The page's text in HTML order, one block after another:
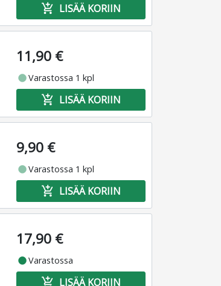
add_shopping_cart LISÄÄ KORIIN
11,90 €
fiber_manual_recordVarastossa 1 kpl
add_shopping_cart LISÄÄ KORIIN
9,90 €
fiber_manual_recordVarastossa 1 kpl
add_shopping_cart LISÄÄ KORIIN
17,90 €
fiber_manual_recordVarastossa
add_shopping_cart LISÄÄ KORIIN